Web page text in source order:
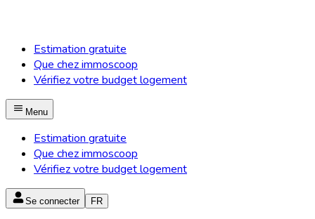
Estimation gratuite
Que chez immoscoop
Vérifiez votre budget logement
Menu
Estimation gratuite
Que chez immoscoop
Vérifiez votre budget logement
Se connecter FR